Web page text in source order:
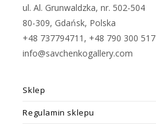
ul. Al. Grunwaldzka, nr. 502-504
80-309, Gdańsk, Polska
+48 737794711, +48 790 300 517
info@savchenkogallery.com
Sklep
Regulamin sklepu